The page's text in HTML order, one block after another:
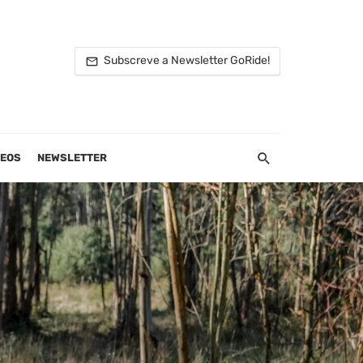
Subscreve a Newsletter GoRide!
NEWSLETTER